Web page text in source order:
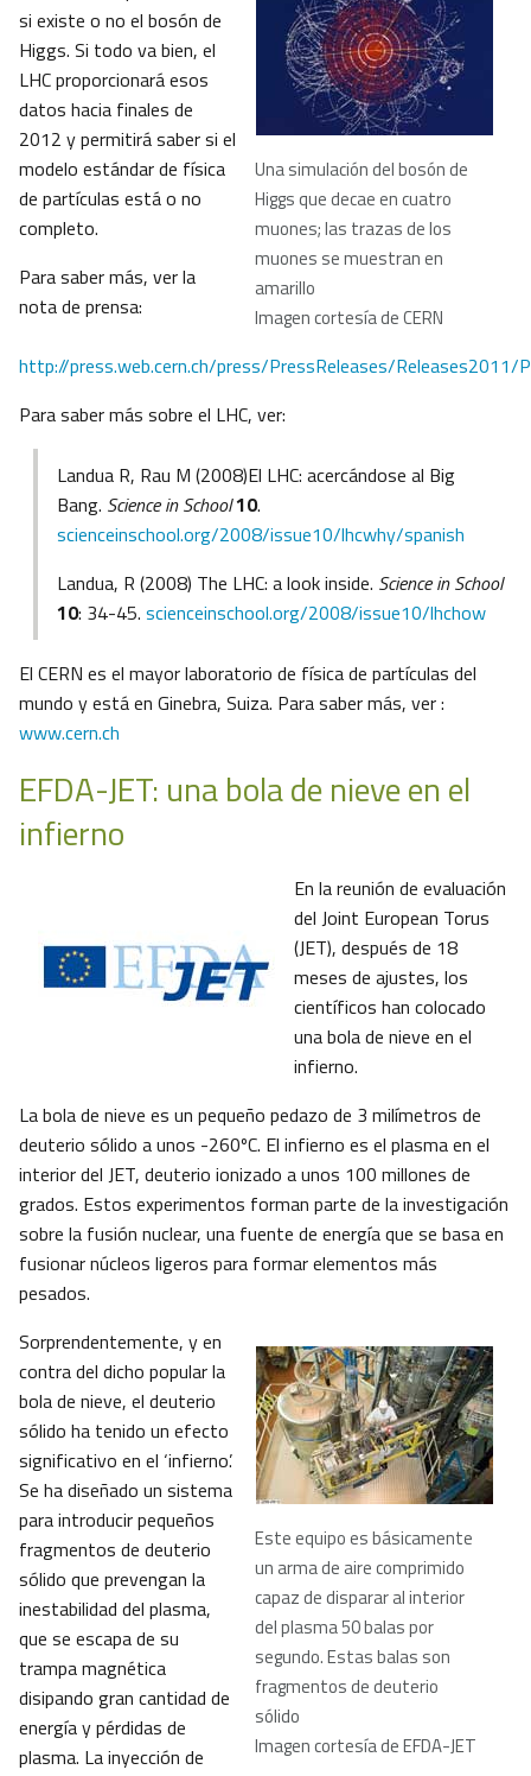
Una simulación del bosón de
Higgs que decae en cuatro
muones; las trazas de los
muones se muestran en
amarillo
Imagen cortesía de CERN
si existe o no el bosón de
Higgs. Si todo va bien, el
LHC proporcionará esos
datos hacia finales de
2012 y permitirá saber si el
modelo estándar de física
de partículas está o no
completo.
Para saber más, ver la
nota de prensa:
http://press.web.cern.ch/press/PressReleases/Releases2011/
Para saber más sobre el LHC, ver:
Landua R, Rau M (2008)El LHC: acercándose al Big
Bang. Science in School10.
scienceinschool.org/2008/issue10/lhcwhy/spanish
Landua, R (2008) The LHC: a look inside. Science in School
10: 34-45. scienceinschool.org/2008/issue10/lhchow
El CERN es el mayor laboratorio de física de partículas del
mundo y está en Ginebra, Suiza. Para saber más, ver :
www.cern.ch
EFDA-JET: una bola de nieve en el
infierno
En la reunión de evaluación
del Joint European Torus
(JET), después de 18
meses de ajustes, los
científicos han colocado
una bola de nieve en el
infierno.
La bola de nieve es un pequeño pedazo de 3 milímetros de
deuterio sólido a unos -260ºC. El infierno es el plasma en el
interior del JET, deuterio ionizado a unos 100 millones de
grados. Estos experimentos forman parte de la investigación
sobre la fusión nuclear, una fuente de energía que se basa en
fusionar núcleos ligeros para formar elementos más
pesados.
Este equipo es básicamente
un arma de aire comprimido
capaz de disparar al interior
del plasma 50 balas por
segundo. Estas balas son
fragmentos de deuterio
sólido
Imagen cortesía de EFDA-JET
Sorprendentemente, y en
contra del dicho popular la
bola de nieve, el deuterio
sólido ha tenido un efecto
significativo en el ‘infierno’.
Se ha diseñado un sistema
para introducir pequeños
fragmentos de deuterio
sólido que prevengan la
inestabilidad del plasma,
que se escapa de su
trampa magnética
disipando gran cantidad de
energía y pérdidas de
plasma. La inyección de